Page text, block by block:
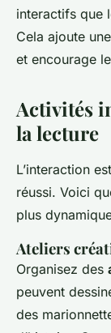
interactifs que
Cela ajoute
et encourage
Activités
la lecture
L’interaction
réussi. Voici
plus
Ateliers
Organisez des
peuvent
des